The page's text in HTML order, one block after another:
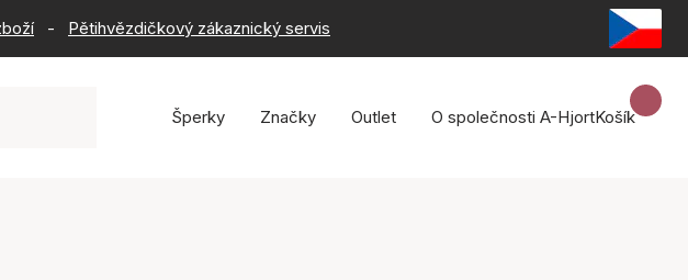
- Pětihvězdičkový zákaznický servis
Šperky Značky Outlet O společnosti A-HjortKošík